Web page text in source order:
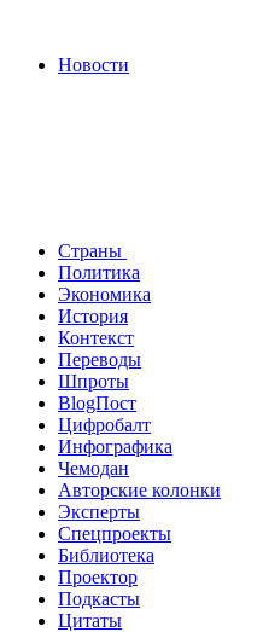
Новости
Страны
Политика
Экономика
История
Контекст
Переводы
Шпроты
BlogПост
Цифробалт
Инфографика
Чемодан
Авторские колонки
Эксперты
Спецпроекты
Библиотека
Проектор
Подкасты
Цитаты